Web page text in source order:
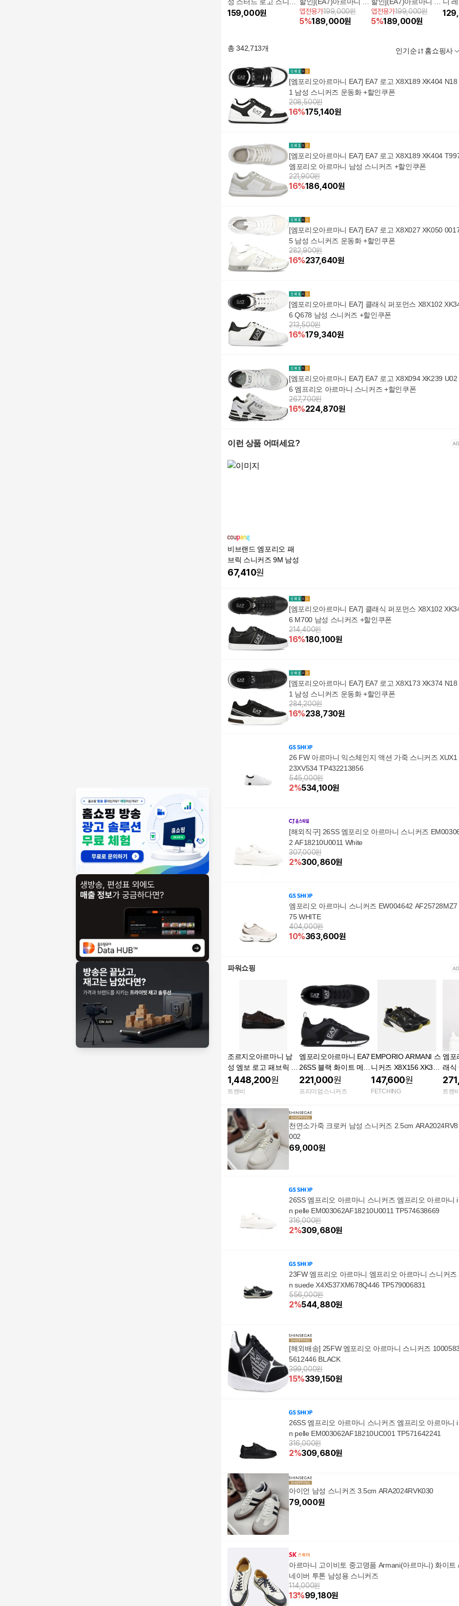
즈 X3X071
159,000원
래식 남성 스니커즈
앱전용가199,000원
5%189,000원
래식 여성 스니커즈
앱전용가199,000원
5%189,000원
니커
총342,713개 인기순 홈쇼핑사
[엠포리오아르마니 EA7] EA7 로고 X8X189 XK404 N18
1 남성 스니커즈 운동화 +할인쿠폰
208,500원
16%175,140원
[엠포리오아르마니 EA7] EA7 로고 X8X189 XK404
엠포리오 아르마니 남성 스니커즈 +할인쿠폰
221,900원
16%186,400원
[엠포리오아르마니 EA7] EA7 로고 X8X027 XK050
5 남성 스니커즈 운동화 +할인쿠폰
282,900원
16%237,640원
[엠포리오아르마니 EA7] 클래식 퍼포먼스 X8X102
6 Q678 남성 스니커즈 +할인쿠폰
213,500원
16%179,340원
[엠포리오아르마니 EA7] EA7 로고 X8X094 XK239 U02
6 엠프리오 아르마니 스니커즈 +할인쿠폰
267,700원
16%224,870원
이런 상품 어떠세요?
비브랜드 엠포리오 패
브릭 스니커즈 9M 남성
67,410원
[엠포리오아르마니 EA7] 클래식 퍼포먼스 X8X102
6 M700 남성 스니커즈 +할인쿠폰
214,400원
16%180,100원
[엠포리오아르마니 EA7] EA7 로고 X8X173 XK374 N18
1 남성 스니커즈 운동화 +할인쿠폰
284,200원
16%238,730원
26 FW 아르마니 익스체인지 액션 가죽 스니커즈 XUX1
23XV534 TP432213856
545,000원
2%534,100원
[해외직구] 26SS 엠포리오 아르마니 스니커즈
2 AF18210U0011 White
307,000원
2%300,860원
엠포리오 아르마니 스니커즈 EW004642 AF25728MZ7
75 WHITE
404,000원
10%363,600원
파워쇼핑
조르지오아르마니 남
성 엠보 로고 패브릭 앤
레더 숄더백 25071438
28 스니커즈 다크 브라
1,448,200원
트렌비
엠포리오아르마니 EA7
26SS 블랙 화이트 메시
스니커즈 7X000334 A
F18610 MC001
221,000원
프리미엄스니커즈
EMPORIO ARMANI 스
니커즈 X8X156 XK360
BLACK 남성
147,600원
FETCHING
엠포
래식
즈
트렌
천연소가죽 크로커 남성 스니커즈 2.5cm ARA2024RV8
002
69,000원
26SS 엠프리오 아르마니 스니커즈 엠프리오 아르마니 i
n pelle EM003062AF18210U0011 TP574638669
316,000원
2%309,680원
23FW 엠프리오 아르마니 엠프리오 아르마니 스니커즈
n suede X4X537XM678Q446 TP579006831
556,000원
2%544,880원
[해외배송] 25FW 엠포리오 아르마니 스니커즈
5612446 BLACK
399,000원
15%339,150원
26SS 엠프리오 아르마니 스니커즈 엠프리오 아르마니 i
n pelle EM003062AF18210UC001 TP571642241
316,000원
2%309,680원
아이언 남성 스니커즈 3.5cm ARA2024RVK030
79,000원
아르마니 고이비토 중고명품 Armani(아르마니) 화이트
네이버 투톤 남성용 스니커즈
114,000원
13%99,180원